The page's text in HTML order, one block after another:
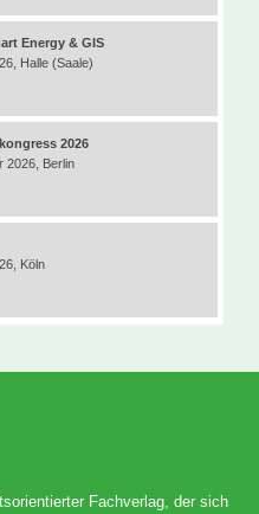
Energy & GIS
Halle (Saale)
2026
2026, Berlin
Köln
Fachverlag, der sich